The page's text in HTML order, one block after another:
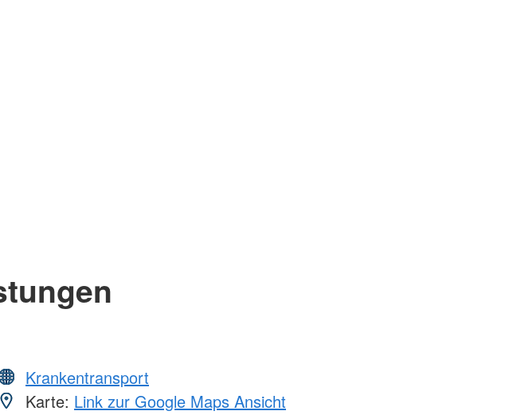
Krankentransport
Karte: Link zur Google Maps Ansicht